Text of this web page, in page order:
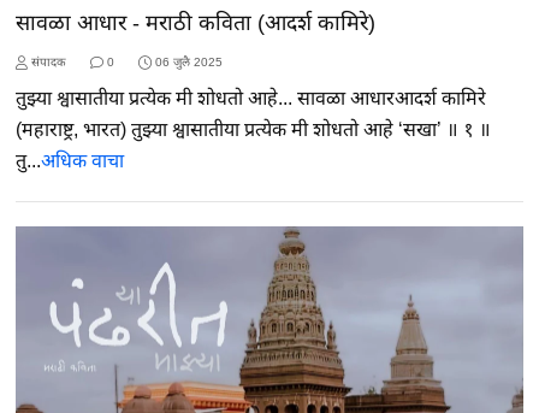
सावळा आधार - मराठी कविता (आदर्श कामिरे)
संपादक 0 06 जुलै 2025
तुझ्या श्वासातीया प्रत्येक मी शोधतो आहे... सावळा आधारआदर्श कामिरे
(महाराष्ट्र, भारत) तुझ्या श्वासातीया प्रत्येक मी शोधतो आहे ‘सखा’ ॥ १ ॥
तु...अधिक वाचा